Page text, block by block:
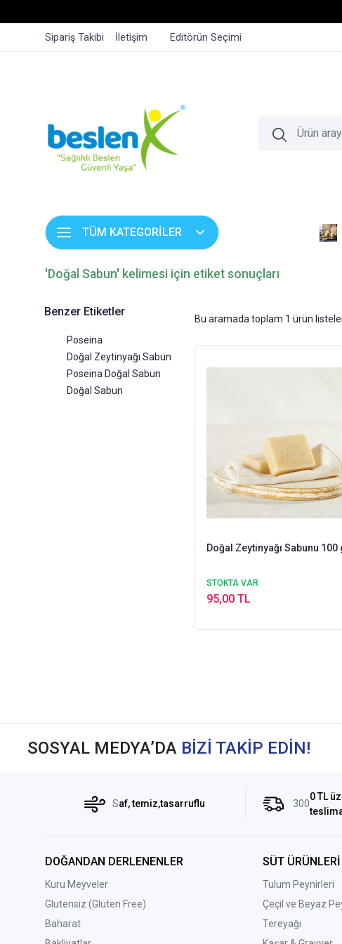
Sipariş Takibi İletişim Editörün Seçimi
TÜM KATEGORİLER
'Doğal Sabun' kelimesi için etiket sonuçları
Benzer Etiketler
Poseina
Doğal Zeytinyağı Sabun
Poseina Doğal Sabun
Doğal Sabun
Bu aramada toplam 1 ürün
Doğal Zeytinyağı Sabunu 100
STOKTA VAR
95,00 TL
SOSYAL MEDYA’DA BİZİ TAKİP EDİN!
Saf, temiz,tasarruflu 300
0 TL
DOĞANDAN DERLENENLER
Kuru Meyveler
Glutensiz (Gluten Free)
Baharat
SÜT ÜRÜNLERİ
Tulum Peynirleri
Çeçil ve Beyaz
Tereyağı